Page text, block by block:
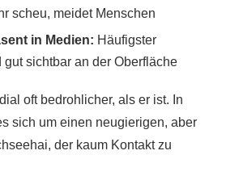
scheu, meidet Menschen
in Medien: Häufigster
gut sichtbar an der Oberfläche
oft bedrohlicher, als er ist. In
sich um einen neugierigen, aber
der kaum Kontakt zu